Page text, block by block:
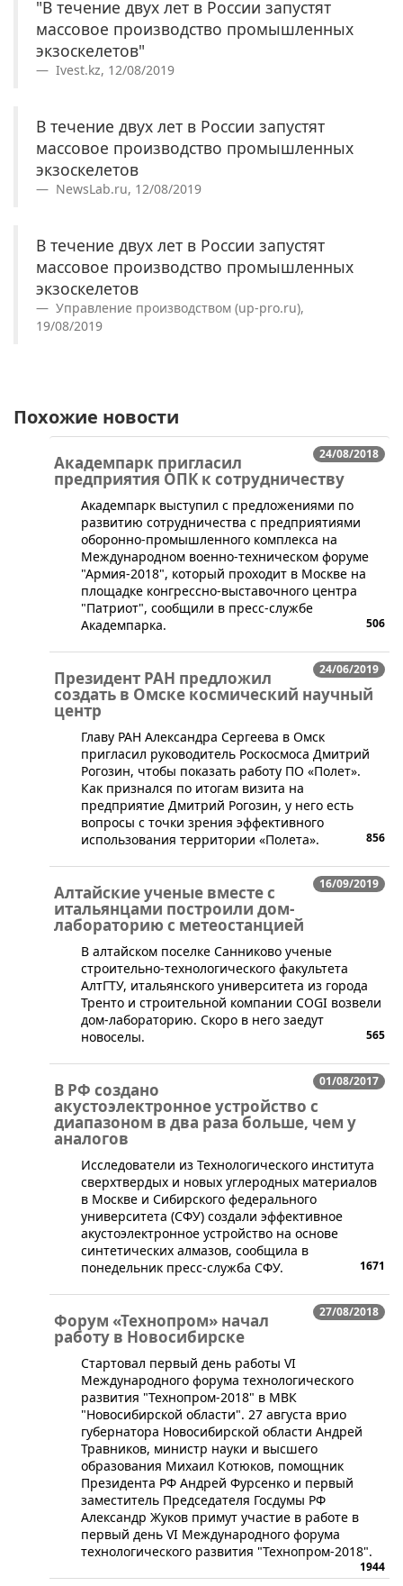
"В течение двух лет в России запустят
массовое производство промышленных
экзоскелетов"
Ivest.kz, 12/08/2019
В течение двух лет в России запустят
массовое производство промышленных
экзоскелетов
NewsLab.ru, 12/08/2019
В течение двух лет в России запустят
массовое производство промышленных
экзоскелетов
Управление производством (up-pro.ru),
19/08/2019
Похожие новости
24/08/2018
Академпарк пригласил
предприятия ОПК к сотрудничеству
​Академпарк выступил с предложениями по
развитию сотрудничества с предприятиями
оборонно-промышленного комплекса на
Международном военно-техническом форуме
"Армия-2018", который проходит в Москве на
площадке конгрессно-выставочного центра
"Патриот", сообщили в пресс-службе
Академпарка.
506
24/06/2019
Президент РАН предложил
создать в Омске космический научный
центр
​Главу РАН Александра Сергеева в Омск
пригласил руководитель Роскосмоса Дмитрий
Рогозин, чтобы показать работу ПО «Полет».
Как признался по итогам визита на
предприятие Дмитрий Рогозин, у него есть
вопросы с точки зрения эффективного
использования территории «Полета».
856
16/09/2019
Алтайские ученые вместе с
итальянцами построили дом-
лабораторию с метеостанцией
В алтайском поселке Санниково ученые
строительно-технологического факультета
АлтГТУ, итальянского университета из города
Тренто и строительной компании COGI возвели
дом-лабораторию. Скоро в него заедут
новоселы.
565
01/08/2017
В РФ создано
акустоэлектронное устройство с
диапазоном в два раза больше, чем у
аналогов
​Исследователи из Технологического института
сверхтвердых и новых углеродных материалов
в Москве и Сибирского федерального
университета (СФУ) создали эффективное
акустоэлектронное устройство на основе
синтетических алмазов, сообщила в
понедельник пресс-служба СФУ.
1671
27/08/2018
Форум «Технопром» начал
работу в Новосибирске
Стартовал первый день работы VI
Международного форума технологического
развития "Технопром-2018" в МВК
"Новосибирской области". 27 августа врио
губернатора Новосибирской области Андрей
Травников, министр науки и высшего
образования Михаил Котюков, помощник
Президента РФ Андрей Фурсенко и первый
заместитель Председателя Госдумы РФ
Александр Жуков примут участие в работе в
первый день VI Международного форума
технологического развития "Технопром-2018".
1944